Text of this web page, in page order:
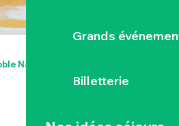
Grands
Billetterie
Nantais, toutes les bonnes